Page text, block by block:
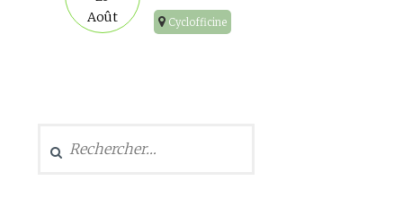
Août
Cyclofficine